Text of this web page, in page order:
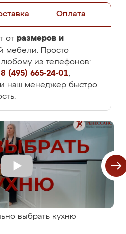
Оплата
от размеров и
мебели. Просто
из телефонов:
8 (495) 665-24-01,
и наш менеджер быстро
выбрать кухню